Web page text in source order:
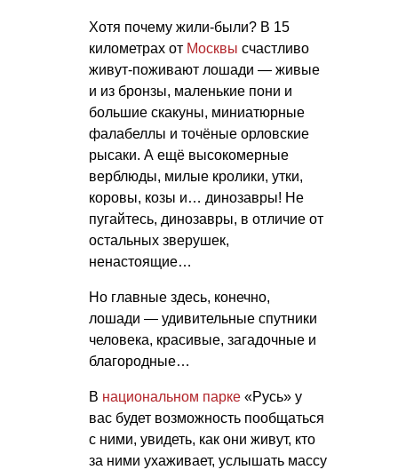
Хотя почему жили-были? В 15
километрах от Москвы счастливо
живут-поживают лошади — живые
и из бронзы, маленькие пони и
большие скакуны, миниатюрные
фалабеллы и точёные орловские
рысаки. А ещё высокомерные
верблюды, милые кролики, утки,
коровы, козы и… динозавры! Не
пугайтесь, динозавры, в отличие от
остальных зверушек,
ненастоящие…
Но главные здесь, конечно,
лошади — удивительные спутники
человека, красивые, загадочные и
благородные…
В национальном парке «Русь» у
вас будет возможность пообщаться
с ними, увидеть, как они живут, кто
за ними ухаживает, услышать массу